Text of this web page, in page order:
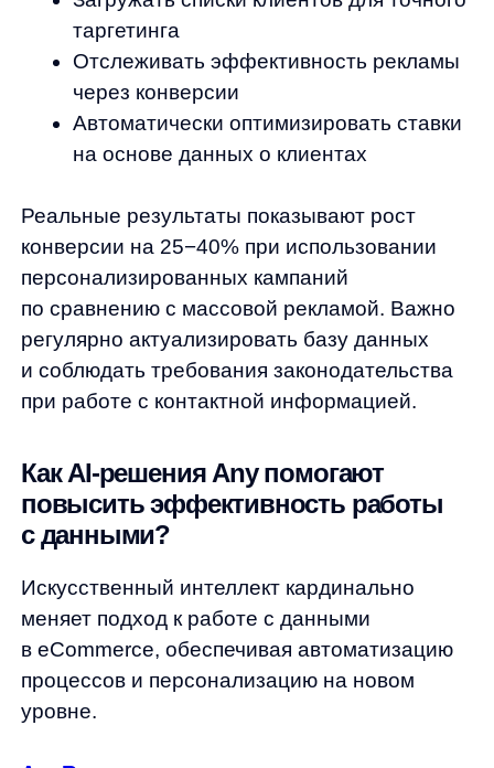
anyReviews— AI-анализотзывов
автоматически обрабатывает отзывы
покупателей, выделяет ключевые
преимущества товаров и создает краткие
триггеры выбора и помогает повысить
конверсию карточек товаров.
Преимущества AI-решений Any перед DIY-
подходами:
Быстрое внедрение без привлечения
IT-команды
SaaS-модель с прозрачной аналитикой
на актуальных данных
Техническая поддержка и консультации
экспертов
Клиенты Any отмечают рост CTR на 25−50%,
увеличение конверсии на 15−30%
и значительное улучшение
решения Any могут увеличить ваши продажи
и сделать ваш бизнес лидером рынка!